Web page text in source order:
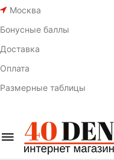
Москва
Бонусные баллы
Доставка
Оплата
Размерные таблицы